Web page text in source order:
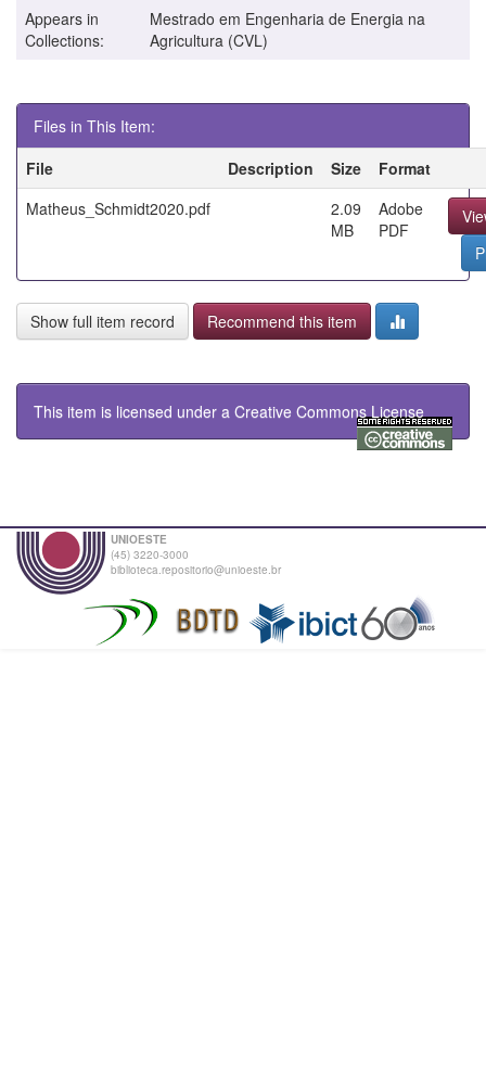
Appears in
Collections:
Mestrado em Engenharia de Energia na
Agricultura (CVL)
Files in This Item:
File
Description Size
Format
Matheus_Schmidt2020.pdf
2.09
MB
Adobe
PDF
Show full item record Recommend this item
This item is licensed under a Creative Commons License
UNIOESTE
(45) 3220-3000
biblioteca.repositorio@unioeste.br